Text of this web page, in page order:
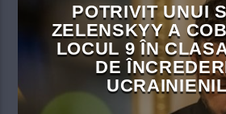
POTRIVIT UNUI
ZELENSKYY A
LOCUL 9 ÎN
DE